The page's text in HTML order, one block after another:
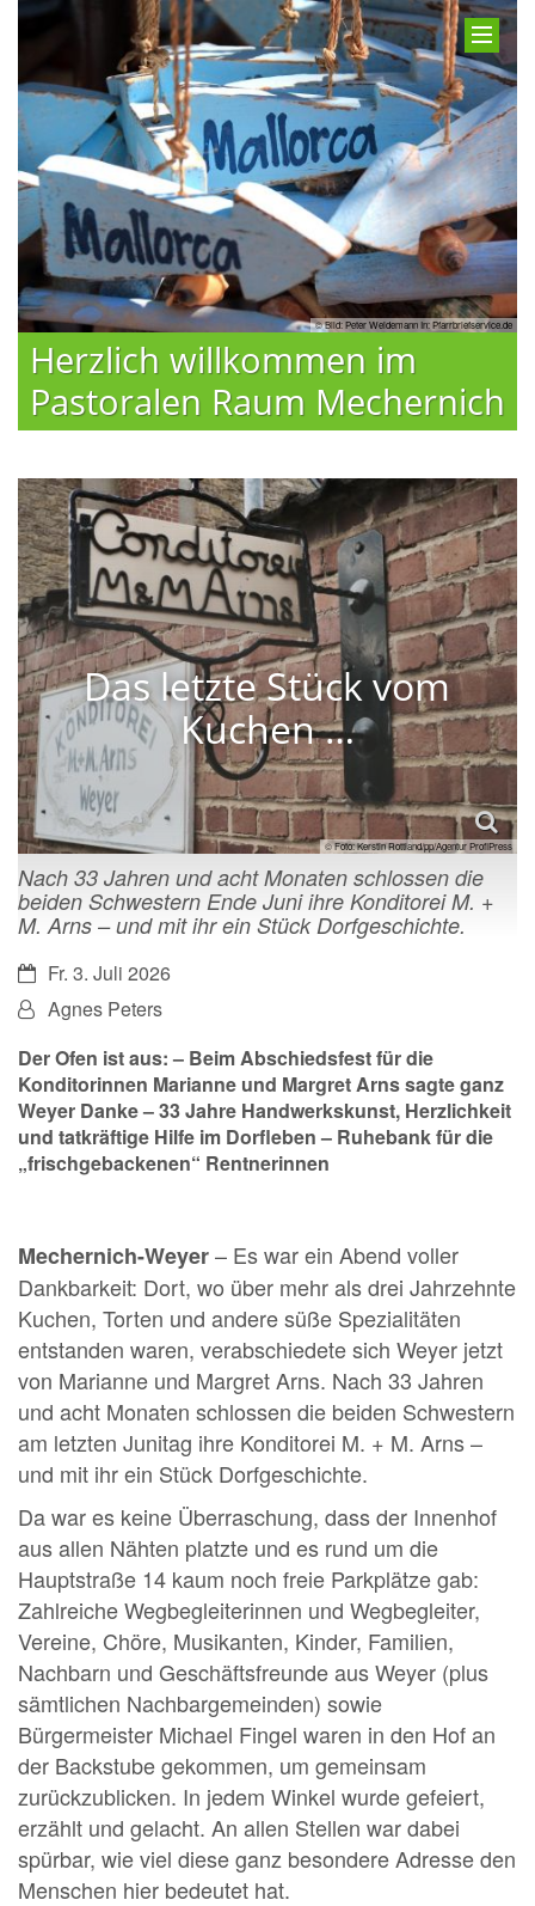
© Bild: Peter Weidemann In: Pfarrbriefservice.de
Herzlich willkommen im
Pastoralen Raum Mechernich
Das letzte Stück vom
Kuchen …
© Foto: Kerstin Rottland/pp/Agentur ProfiPress
Nach 33 Jahren und acht Monaten schlossen die
beiden Schwestern Ende Juni ihre Konditorei M. +
M. Arns – und mit ihr ein Stück Dorfgeschichte.
Datum:Fr. 3. Juli 2026
Von:Agnes Peters
Der Ofen ist aus: – Beim Abschiedsfest für die
Konditorinnen Marianne und Margret Arns sagte ganz
Weyer Danke – 33 Jahre Handwerkskunst, Herzlichkeit
und tatkräftige Hilfe im Dorfleben – Ruhebank für die
„frischgebackenen“ Rentnerinnen
Mechernich-Weyer– Es war ein Abend voller
Dankbarkeit: Dort, wo über mehr als drei Jahrzehnte
Kuchen, Torten und andere süße Spezialitäten
entstanden waren, verabschiedete sich Weyer jetzt
von Marianne und Margret Arns. Nach 33 Jahren
und acht Monaten schlossen die beiden Schwestern
am letzten Junitag ihre Konditorei M. + M. Arns –
und mit ihr ein Stück Dorfgeschichte.
Da war es keine Überraschung, dass der Innenhof
aus allen Nähten platzte und es rund um die
Hauptstraße 14 kaum noch freie Parkplätze gab:
Zahlreiche Wegbegleiterinnen und Wegbegleiter,
Vereine, Chöre, Musikanten, Kinder, Familien,
Nachbarn und Geschäftsfreunde aus Weyer (plus
sämtlichen Nachbargemeinden) sowie
Bürgermeister Michael Fingel waren in den Hof an
der Backstube gekommen, um gemeinsam
zurückzublicken. In jedem Winkel wurde gefeiert,
erzählt und gelacht. An allen Stellen war dabei
spürbar, wie viel diese ganz besondere Adresse den
Menschen hier bedeutet hat.